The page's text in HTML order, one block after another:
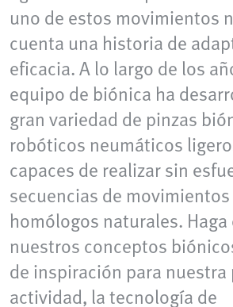
uno de estos movimientos
cuenta una historia de
eficacia. A lo largo de los
equipo de biónica ha
gran variedad de pinzas
robóticos neumáticos
capaces de realizar sin
secuencias de
homólogos naturales. Haga
nuestros conceptos
de inspiración para
actividad, la tecnología de